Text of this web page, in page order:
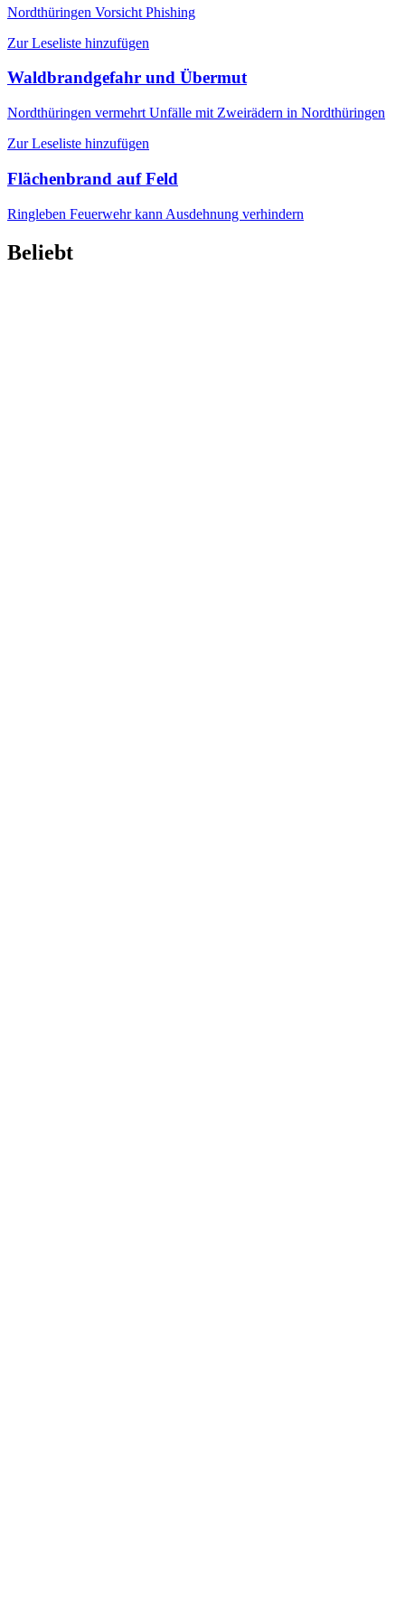
Nordthüringen Vorsicht Phishing
Zur Leseliste hinzufügen
Waldbrandgefahr und Übermut
Nordthüringen vermehrt Unfälle mit Zweirädern in Nordthüringen
Zur Leseliste hinzufügen
Flächenbrand auf Feld
Ringleben Feuerwehr kann Ausdehnung verhindern
Beliebt